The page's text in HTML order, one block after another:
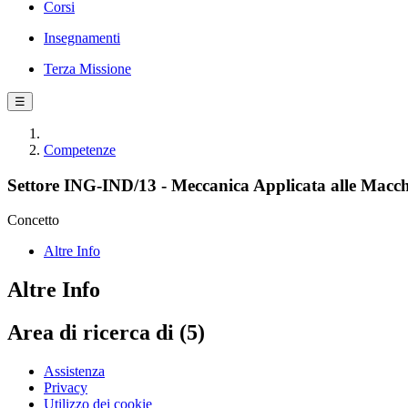
Corsi
Insegnamenti
Terza Missione
☰
Competenze
Settore ING-IND/13 - Meccanica Applicata alle
Concetto
Altre Info
Altre Info
Area di ricerca di (5)
Assistenza
Privacy
Utilizzo dei cookie